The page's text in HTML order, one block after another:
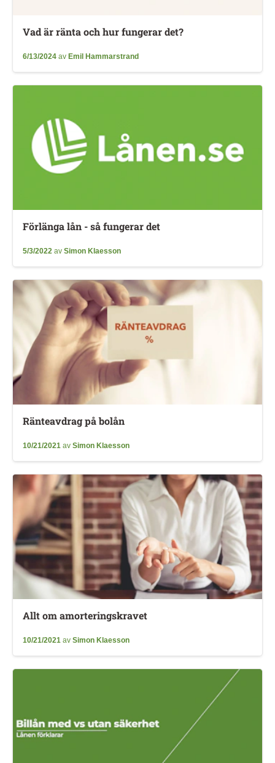
Vad är ränta och hur fungerar det?
6/13/2024 av Emil Hammarstrand
Förlänga lån - så fungerar det
5/3/2022 av Simon Klaesson
Ränteavdrag på bolån
10/21/2021 av Simon Klaesson
Allt om amorteringskravet
10/21/2021 av Simon Klaesson